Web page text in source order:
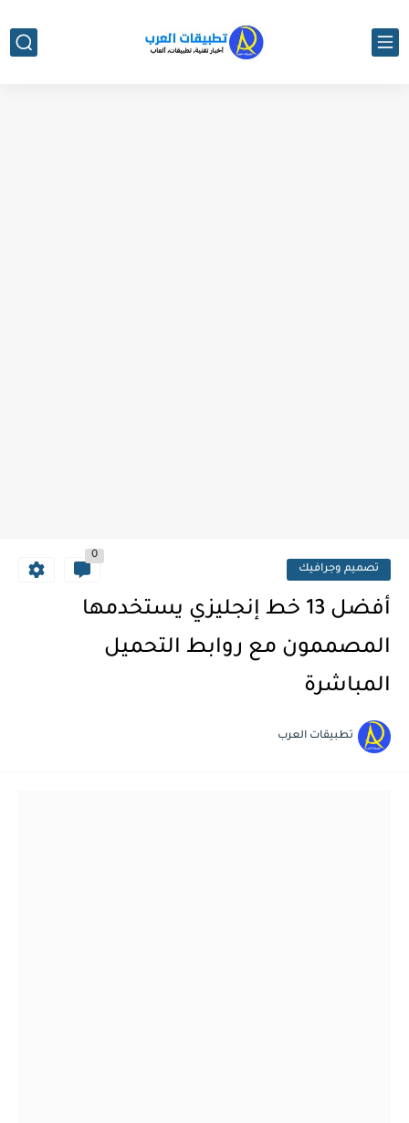
تصميم وجرافيك
0
أفضل 13 خط إنجليزي يستخدمها
المصممون مع روابط التحميل
المباشرة
تطبيقات العرب